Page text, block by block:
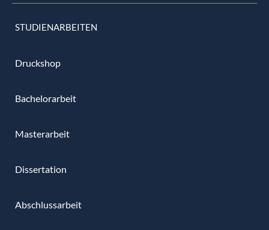
STUDIENARBEITEN
Druckshop
Bachelorarbeit
Masterarbeit
Dissertation
Abschlussarbeit